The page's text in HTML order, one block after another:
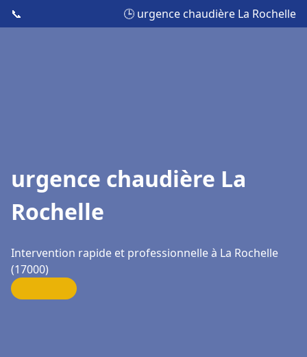
📞 🕒 urgence chaudière La Rochelle
urgence chaudière La
Rochelle
Intervention rapide et professionnelle à La Rochelle
(17000)